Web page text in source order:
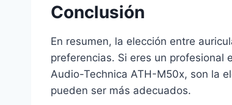
Conclusión
En resumen, la elección entre
preferencias. Si eres un profesional
Audio-Technica ATH-M50x, son la
pueden ser más adecuados.